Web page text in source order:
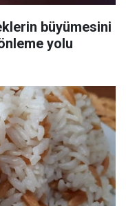
büyümesini
yolu